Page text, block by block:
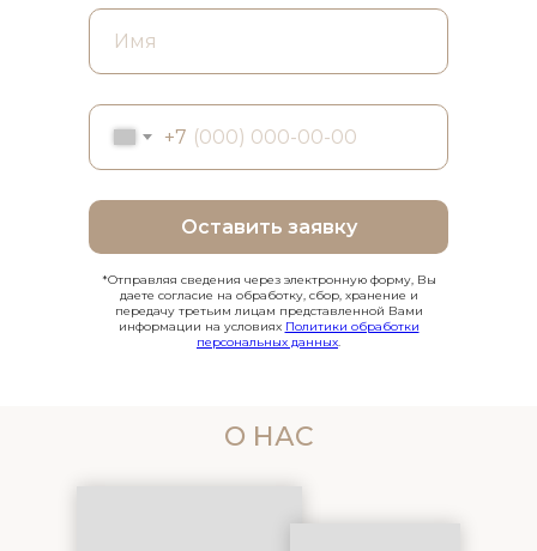
+7
Оставить заявку
*Отправляя сведения через электронную форму, Вы
даете согласие на обработку, сбор, хранение и
передачу третьим лицам представленной Вами
информации на условиях Политики обработки
персональных данных.
О НАС